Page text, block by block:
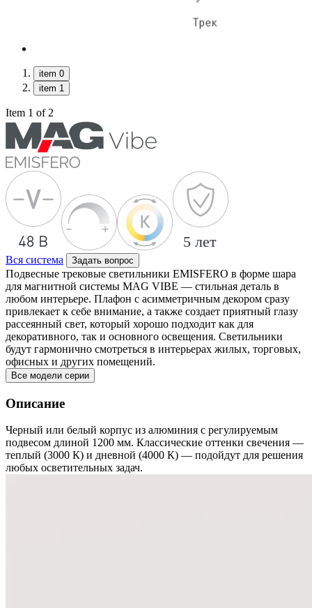
item 0
item 1
Item 1 of 2
Вся система Задать вопрос
Подвесные трековые светильники EMISFERO в форме шара
для магнитной системы MAG VIBE — стильная деталь в
любом интерьере. Плафон с асимметричным декором сразу
привлекает к себе внимание, а также создает приятный глазу
рассеянный свет, который хорошо подходит как для
декоративного, так и основного освещения. Светильники
будут гармонично смотреться в интерьерах жилых, торговых,
офисных и других помещений.
Все модели серии
Описание
Черный или белый корпус из алюминия с регулируемым
подвесом длиной 1200 мм. Классические оттенки свечения —
теплый (3000 К) и дневной (4000 К) — подойдут для решения
любых осветительных задач.